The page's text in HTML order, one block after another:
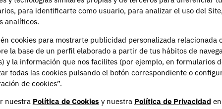
más en tu futuro profesional, la feria
Se trata de un espacio único en el que
para identificarte como usuario, para analizar el uso del
analíticos.
cookies para mostrarte publicidad personalizada relacionada
la base de un perfil elaborado a partir de tus hábitos de
y la información que nos facilites (por ejemplo, en formularios
todas las cookies pulsando el botón correspondiente o
de cookies”.
nuestra Política de Cookies y nuestra Política de Privacidad